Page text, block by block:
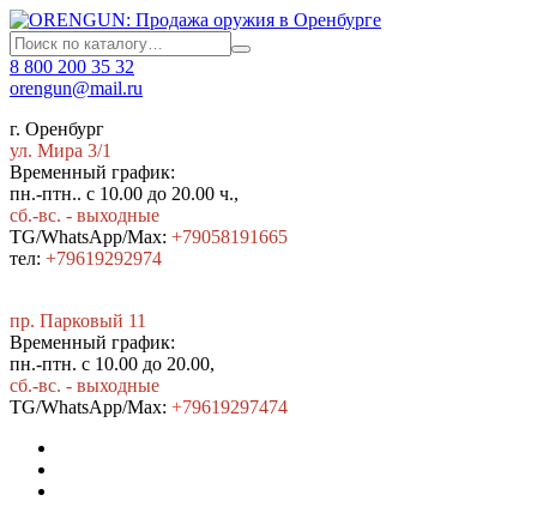
8 800 200 35 32
orengun@mail.ru
г. Оренбург
ул. Мира 3/1
Временный график:
пн.-птн.. с 10.00 до 20.00 ч.,
сб.-вс. - выходные
TG/WhatsApp/Max: +79058191665
тел: +79619292974
пр. Парковый 11
Временный график:
пн.-птн. с 10.00 до 20.00,
сб.-вс. - выходные
TG/WhatsApp/Max: +79619297474